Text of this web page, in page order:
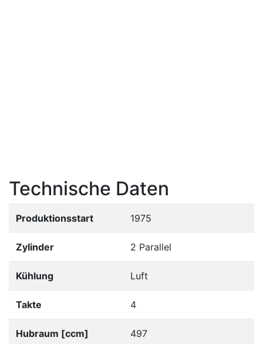
Technische Daten
Produktionsstart 1975
Zylinder 2 Parallel
Kühlung Luft
Takte 4
Hubraum [ccm] 497